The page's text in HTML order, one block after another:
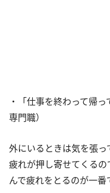
・「仕事を終わって帰
専門職）
外にいるときは気を張
疲れが押し寄せてくる
んで疲れをとるのが一番